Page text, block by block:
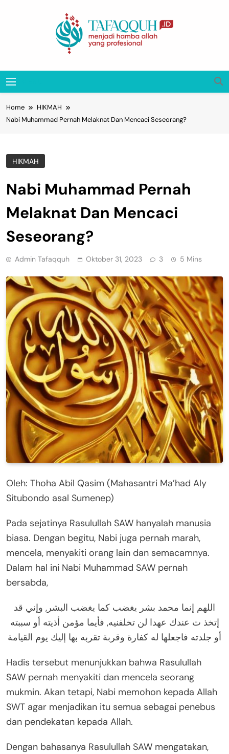
Tafaqquh.ID
Home
HIKMAH
Nabi Muhammad Pernah Melaknat Dan Mencaci Seseorang?
HIKMAH
Nabi Muhammad Pernah
Melaknat Dan Mencaci
Seseorang?
Admin Tafaqquh Oktober 31, 2023 3 5 Mins
Oleh: Thoha Abil Qasim (Mahasantri Ma’had Aly
Situbondo asal Sumenep)
Pada sejatinya Rasulullah SAW hanyalah manusia
biasa. Dengan begitu, Nabi juga pernah marah,
mencela, menyakiti orang lain dan semacamnya.
Dalam hal ini Nabi Muhammad SAW pernah
bersabda,
اللهم إنما محمد بشر يغضب كما يغضب البشر, وإني قد
إتخذ ت عندك عهدا لن تخلفنيه, فأيما مؤمن أذيته أو سببته
أو جلدته فاجعلها له كفارة وقربة تقربه بها إليك يوم القيامة
Hadis tersebut menunjukkan bahwa Rasulullah
SAW pernah menyakiti dan mencela seorang
mukmin. Akan tetapi, Nabi memohon kepada Allah
SWT agar menjadikan itu semua sebagai penebus
dan pendekatan kepada Allah.
Dengan bahasanya Rasulullah SAW mengatakan,